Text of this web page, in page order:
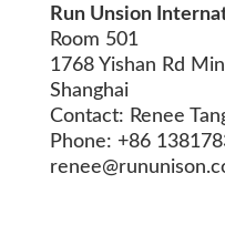
Run Unsion
Room 501
1768 Yishan Rd
Shanghai
Contact: Renee
Phone: +86